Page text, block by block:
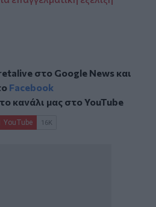
στο Google Newsκαι
Facebook
κανάλι μας στοYouTube